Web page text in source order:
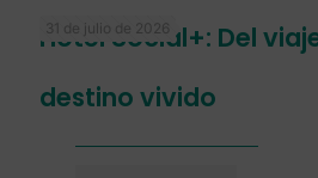
31 de julio de 2026
Hotel Social+: Del
destino vivido